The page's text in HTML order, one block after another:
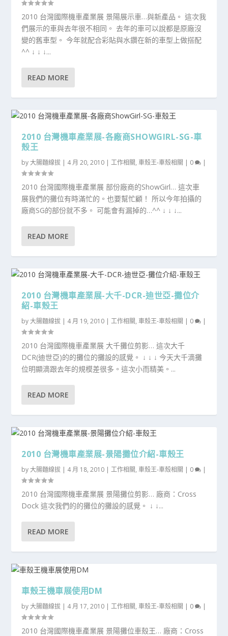
2010 台灣國際機車產業展 景陽展示車…與新產品。 這次我
們展示的車與去年很不相同。 去年的車可以說都是原廠沒
變的舊車型。 今年就配合彩貼與水鑽在新的車型上做搭配
^^ ↓ ↓ ↓...
READ MORE
2010 台灣機車產業展-各廠商SHOWGIRL-SG-車
殼王
by大腸麵線拔 | 4 月 20, 2010 |工作相關,車殼王-車殼相關 | 0 |
2010 台灣國際機車產業展 部份廠商的ShowGirl… 這次車
展我們的攤位有時滿忙的。也要幫忙顧！ 所以今年拍攝的
廠商SG的部份就不多。 可能會有漏掉的…^^ ↓ ↓ ↓...
READ MORE
2010 台灣機車產業展-大千-DCR-迪世亞-攤位介
紹-車殼王
by大腸麵線拔 | 4 月 19, 2010 |工作相關,車殼王-車殼相關 | 0 |
2010 台灣國際機車產業展 大千攤位剪影… 這次大千
DCR(迪世亞)的的攤位的攤設的感覺。 ↓ ↓ ↓ 今天大千滴攤
位明顯滴跟去年的規模差很多。這次小而精美。...
READ MORE
2010 台灣機車產業展-景陽攤位介紹-車殼王
by大腸麵線拔 | 4 月 18, 2010 |工作相關,車殼王-車殼相關 | 0 |
2010 台灣國際機車產業展 景陽攤位剪影… 廠商：Cross
Dock 這次我們的的攤位的攤設的感覺。 ↓ ↓...
READ MORE
車殼王機車展使用DM
by大腸麵線拔 | 4 月 17, 2010 |工作相關,車殼王-車殼相關 | 0 |
2010 台灣國際機車產業展 景陽攤位車殼王… 廠商：Cross